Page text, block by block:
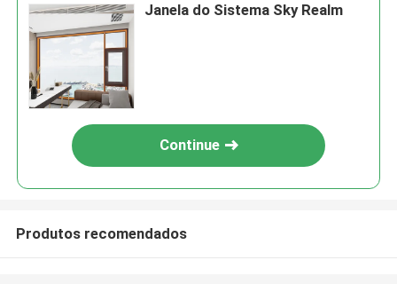
Janela do Sistema Sky Realm
Continue
Produtos recomendados